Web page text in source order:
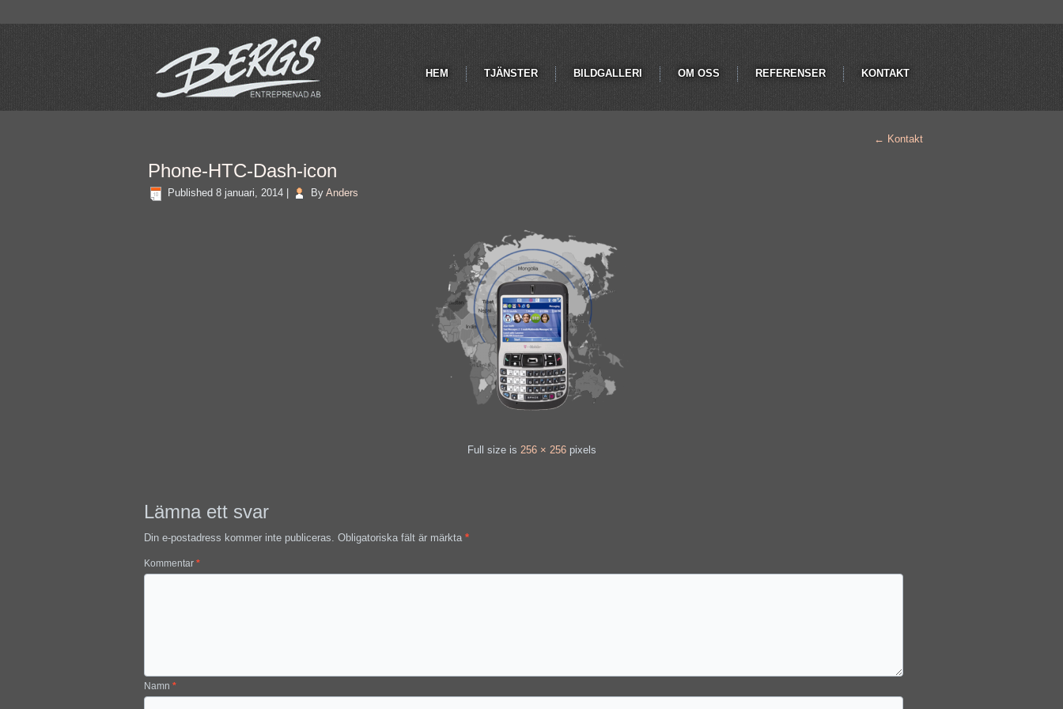
HEM TJÄNSTER BILDGALLERI OM OSS REFERENSER KONTAKT
← Kontakt
Phone-HTC-Dash-icon
Published 8 januari, 2014 By Anders
Full size is 256 × 256pixels
Lämna ett svar
Din e-postadress kommer inte publiceras. Obligatoriska fält är märkta *
Kommentar *
Namn *